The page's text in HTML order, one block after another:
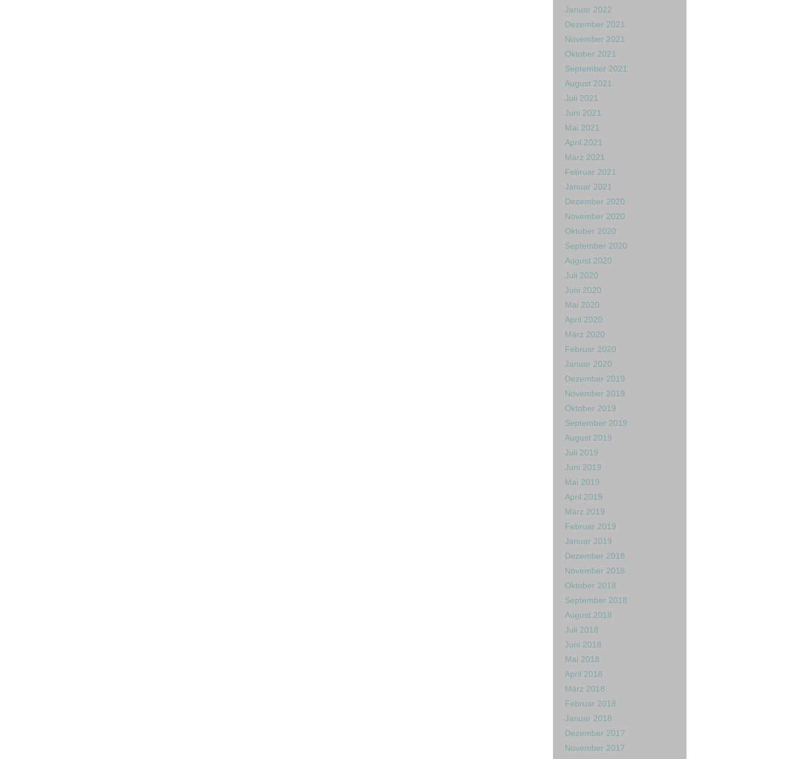
Januar 2022
Dezember 2021
November 2021
Oktober 2021
September 2021
August 2021
Juli 2021
Juni 2021
Mai 2021
April 2021
März 2021
Februar 2021
Januar 2021
Dezember 2020
November 2020
Oktober 2020
September 2020
August 2020
Juli 2020
Juni 2020
Mai 2020
April 2020
März 2020
Februar 2020
Januar 2020
Dezember 2019
November 2019
Oktober 2019
September 2019
August 2019
Juli 2019
Juni 2019
Mai 2019
April 2019
März 2019
Februar 2019
Januar 2019
Dezember 2018
November 2018
Oktober 2018
September 2018
August 2018
Juli 2018
Juni 2018
Mai 2018
April 2018
März 2018
Februar 2018
Januar 2018
Dezember 2017
November 2017